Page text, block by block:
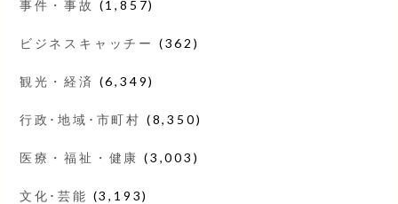
事件・事故 (1,857)
ビジネスキャッチー (362)
観光・経済 (6,349)
行政･地域･市町村 (8,350)
医療・福祉・健康 (3,003)
文化･芸能 (3,193)